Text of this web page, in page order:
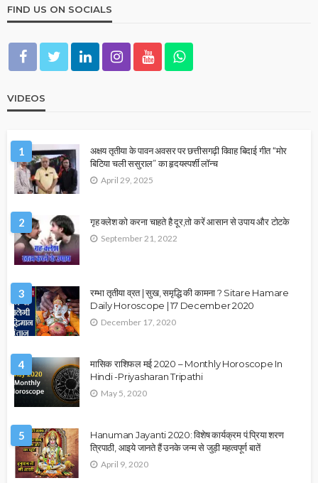
FIND US ON SOCIALS
VIDEOS
1
अक्षय तृतीया के पावन अवसर पर छत्तीसगढ़ी विवाह बिदाई गीत “मोर
बिटिया चली ससुराल” का हृदयस्पर्शी लॉन्च
April 29, 2025
2 गृह क्लेश को करना चाहते है दूर,तो करें आसान से उपाय और टोटके
September 21, 2022
3
रम्भा तृतीया व्रत | सुख, समृद्धि की कामना ? Sitare Hamare
Daily Horoscope | 17 December 2020
December 17, 2020
4
मासिक राशिफल मई 2020 – Monthly Horoscope In
Hindi -Priyasharan Tripathi
May 5, 2020
5
Hanuman Jayanti 2020: विशेष कार्यक्रम पं.प्रिया शरण
त्रिपाठी, आइये जानते हैं उनके जन्म से जुड़ी महत्वपूर्ण बातें
April 9, 2020